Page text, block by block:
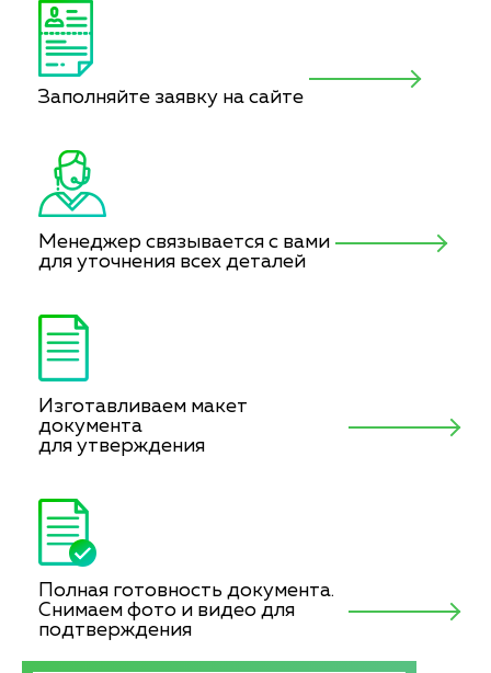
Заполняйте заявку на сайте
Менеджер связывается с вами
для уточнения всех деталей
Изготавливаем макет
документа
для утверждения
Полная готовность документа.
Снимаем фото и видео для
подтверждения